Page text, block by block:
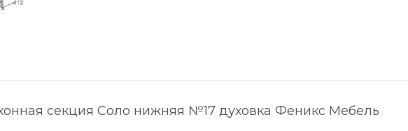
секция Соло нижняя №17 духовка Феникс Мебель